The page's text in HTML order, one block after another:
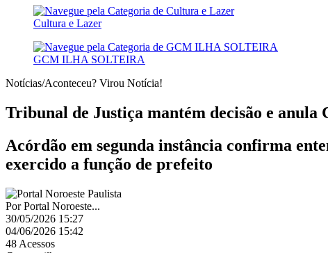
Cultura e Lazer
GCM ILHA SOLTEIRA
Notícias/Aconteceu? Virou Notícia!
Tribunal de Justiça mantém decisão e
Acórdão em segunda instância confirma
exercido a função de prefeito
PorPortal Noroeste...
30/05/2026 15:27
04/06/2026 15:42
48 Acessos